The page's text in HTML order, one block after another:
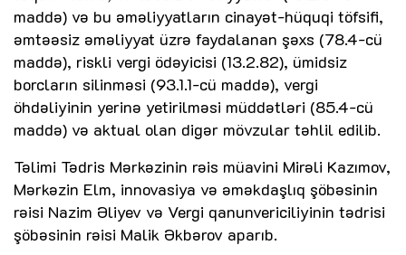
maddə) və bu əməliyyatların cinayət-hüquqi töfsifi,
əmtəəsiz əməliyyat üzrə faydalanan şəxs (78.4-cü
maddə), riskli vergi ödəyicisi (13.2.82), ümidsiz
borcların silinməsi (93.1.1-cü maddə), vergi
öhdəliyinin yerinə yetirilməsi müddətləri (85.4-cü
maddə) və aktual olan digər mövzular təhlil edilib.
Təlimi Tədris Mərkəzinin rəis müavini Mirəli Kazımov,
Mərkəzin Elm, innovasiya və əməkdaşlıq şöbəsinin
rəisi Nazim Əliyev və Vergi qanunvericiliyinin tədrisi
şöbəsinin rəisi Malik Əkbərov aparıb.